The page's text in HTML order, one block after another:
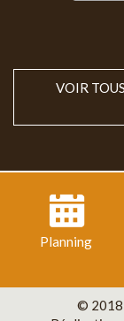
VOIR
Planning
©